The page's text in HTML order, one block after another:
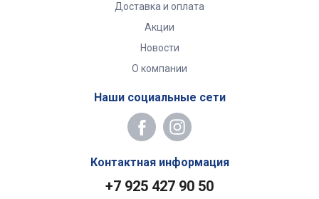
Доставка и оплата
Акции
Новости
О компании
Наши социальные сети
Контактная информация
+7 925 427 90 50